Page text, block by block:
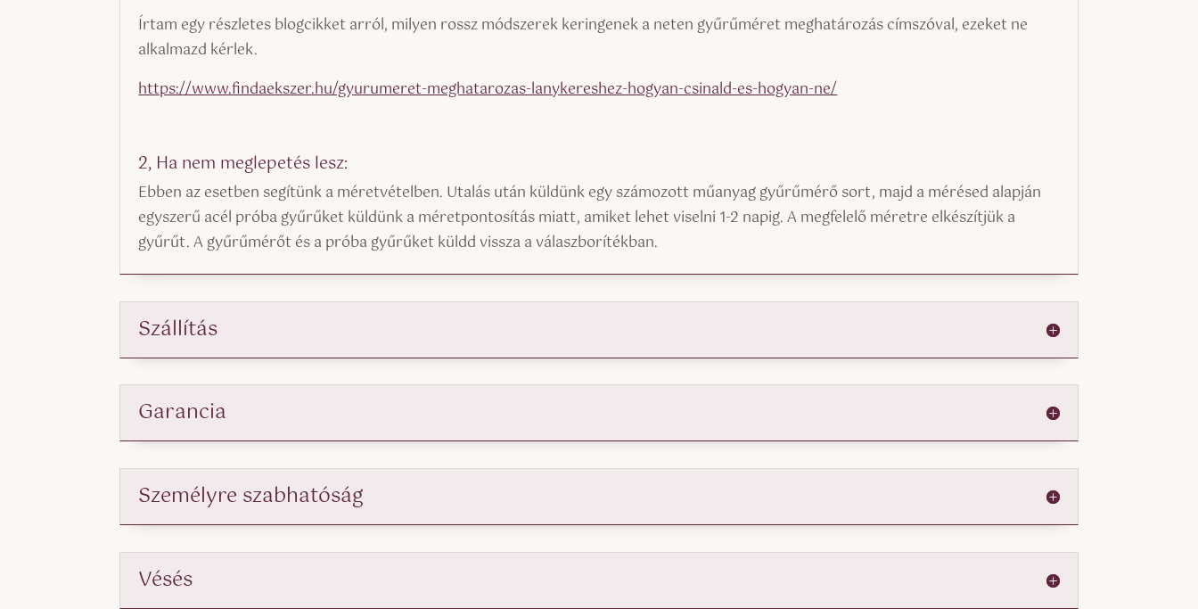
Írtam egy részletes blogcikket arról, milyen rossz módszerek keringenek a neten gyűrűméret meghatározás címszóval, ezeket ne
alkalmazd kérlek.
https://www.findaekszer.hu/gyurumeret-meghatarozas-lanykereshez-hogyan-csinald-es-hogyan-ne/
2, Ha nem meglepetés lesz:
Ebben az esetben segítünk a méretvételben. Utalás után küldünk egy számozott műanyag gyűrűmérő sort, majd a mérésed alapján
egyszerű acél próba gyűrűket küldünk a méretpontosítás miatt, amiket lehet viselni 1-2 napig. A megfelelő méretre elkészítjük a
gyűrűt. A gyűrűmérőt és a próba gyűrűket küldd vissza a válaszborítékban.
Szállítás
Garancia
Személyre szabhatóság
Vésés